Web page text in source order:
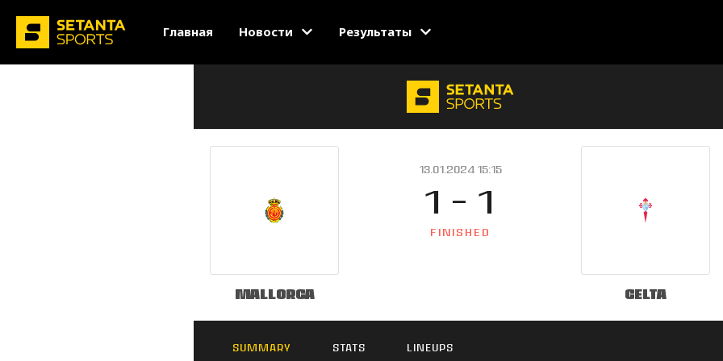
Главная Новости Результаты
Mallorca
13.01.2024 15:15
1 - 1
FINISHED
Celta
SUMMARY STATS LINEUPS